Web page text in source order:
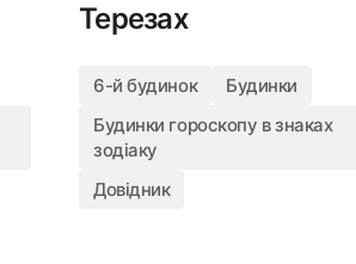
Терезах
6-й будинок
Будинки
Будинки гороскопу в знаках
зодіаку
Довідник